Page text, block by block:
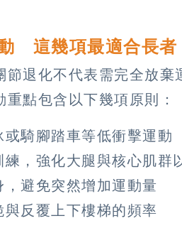
這幾項最適合長者
節退化不代表需完全放
點包含以下幾項原則：
騎腳踏車等低衝擊運動
練，強化大腿與核心肌群
避免突然增加運動量
反覆上下樓梯的頻率